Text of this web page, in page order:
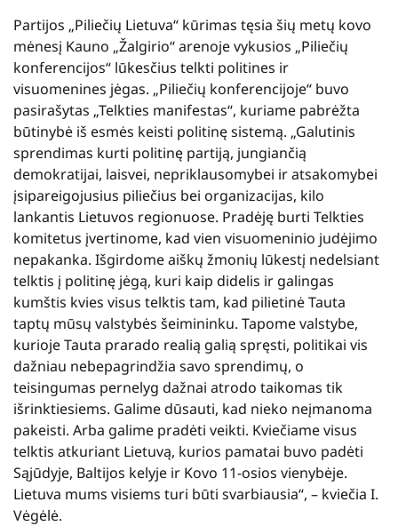
Partijos „Piliečių Lietuva“ kūrimas tęsia šių metų kovo
mėnesį Kauno „Žalgirio“ arenoje vykusios „Piliečių
konferencijos“ lūkesčius telkti politines ir
visuomenines jėgas. „Piliečių konferencijoje“ buvo
pasirašytas „Telkties manifestas“, kuriame pabrėžta
būtinybė iš esmės keisti politinę sistemą. „Galutinis
sprendimas kurti politinę partiją, jungiančią
demokratijai, laisvei, nepriklausomybei ir atsakomybei
įsipareigojusius piliečius bei organizacijas, kilo
lankantis Lietuvos regionuose. Pradėję burti Telkties
komitetus įvertinome, kad vien visuomeninio judėjimo
nepakanka. Išgirdome aiškų žmonių lūkestį nedelsiant
telktis į politinę jėgą, kuri kaip didelis ir galingas
kumštis kvies visus telktis tam, kad pilietinė Tauta
taptų mūsų valstybės šeimininku. Tapome valstybe,
kurioje Tauta prarado realią galią spręsti, politikai vis
dažniau nebepagrindžia savo sprendimų, o
teisingumas pernelyg dažnai atrodo taikomas tik
išrinktiesiems. Galime dūsauti, kad nieko neįmanoma
pakeisti. Arba galime pradėti veikti. Kviečiame visus
telktis atkuriant Lietuvą, kurios pamatai buvo padėti
Sąjūdyje, Baltijos kelyje ir Kovo 11-osios vienybėje.
Lietuva mums visiems turi būti svarbiausia“, – kviečia I.
Vėgėlė.